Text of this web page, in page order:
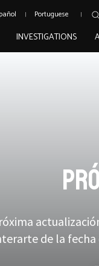
Portuguese
INVESTIGATIONS
de la fecha